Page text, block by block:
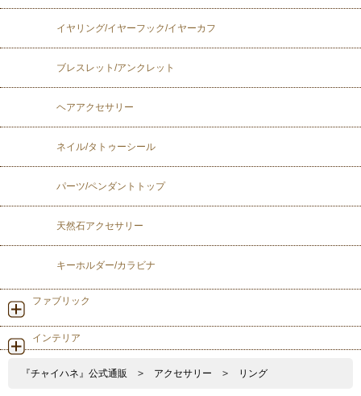
イヤリング/イヤーフック/イヤーカフ
ブレスレット/アンクレット
ヘアアクセサリー
ネイル/タトゥーシール
パーツ/ペンダントトップ
天然石アクセサリー
キーホルダー/カラビナ
ファブリック
インテリア
『チャイハネ』公式通販 > アクセサリー > リング